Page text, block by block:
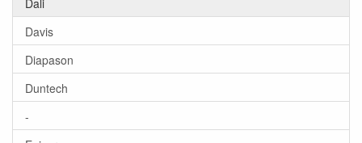
Davis
Diapason
Duntech
-